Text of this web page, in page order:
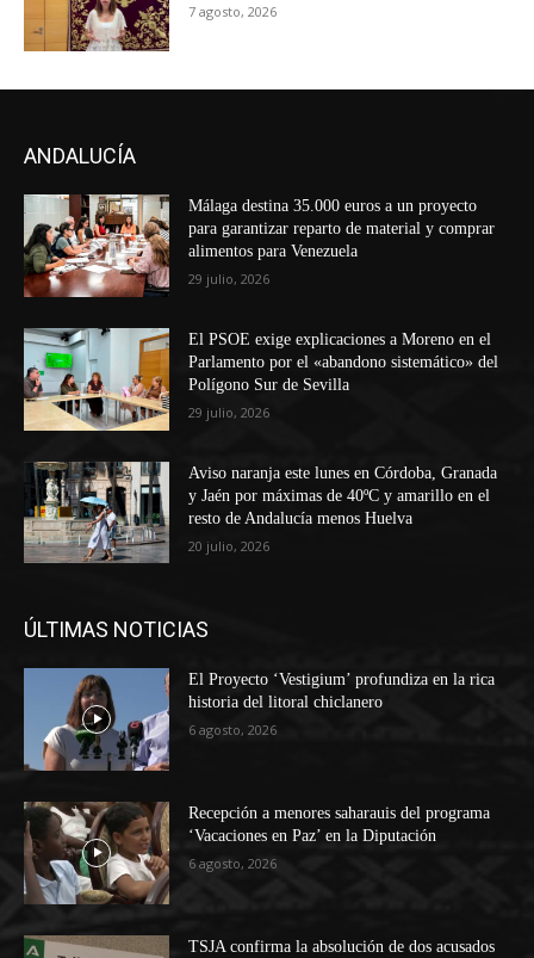
7 agosto, 2026
ANDALUCÍA
Málaga destina 35.000 euros a un proyecto
para garantizar reparto de material y comprar
alimentos para Venezuela
29 julio, 2026
El PSOE exige explicaciones a Moreno en el
Parlamento por el «abandono sistemático» del
Polígono Sur de Sevilla
29 julio, 2026
Aviso naranja este lunes en Córdoba, Granada
y Jaén por máximas de 40ºC y amarillo en el
resto de Andalucía menos Huelva
20 julio, 2026
ÚLTIMAS NOTICIAS
El Proyecto ‘Vestigium’ profundiza en la rica
historia del litoral chiclanero
6 agosto, 2026
Recepción a menores saharauis del programa
‘Vacaciones en Paz’ en la Diputación
6 agosto, 2026
TSJA confirma la absolución de dos acusados